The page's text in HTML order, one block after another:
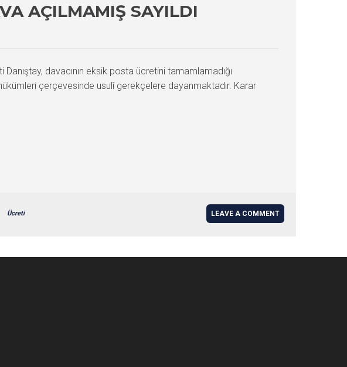
AÇILMAMIŞ SAYILDI
Danıştay, davacının eksik posta ücretini tamamlamadığı
hükümleri çerçevesinde usulî gerekçelere dayanmaktadır. Karar
Ücreti LEAVE A COMMENT